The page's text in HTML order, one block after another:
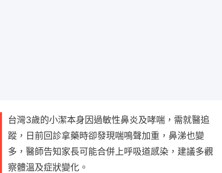
台灣3歲的小潔本身因過敏性鼻炎及哮喘，需就醫追
蹤，日前回診拿藥時卻發現喘鳴聲加重，鼻涕也變
多，醫師告知家長可能合併上呼吸道感染，建議多觀
察體溫及症狀變化。